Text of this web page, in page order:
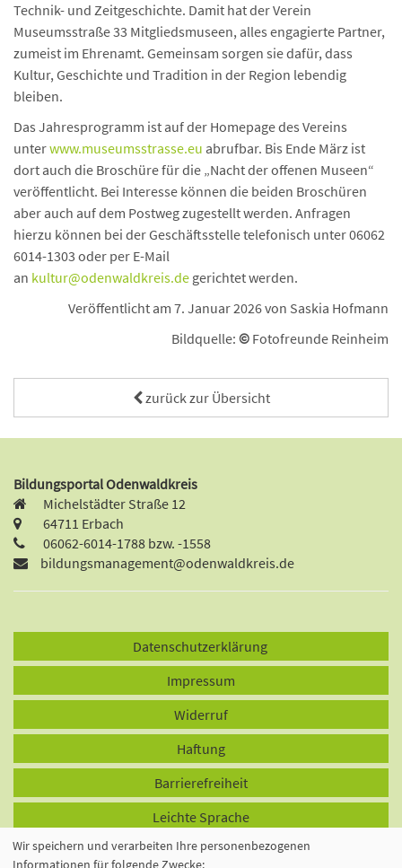
Technik- und Zeitgeschichte. Damit hat der Verein
Museumsstraße 33 Mitgliedsmuseen, alles engagierte Partner,
zumeist im Ehrenamt. Gemeinsam sorgen sie dafür, dass
Kultur, Geschichte und Tradition in der Region lebendig
bleiben.
Das Jahresprogramm ist auf der Homepage des Vereins
unterwww.museumsstrasse.eu abrufbar. Bis Ende März ist
dort auch die Broschüre für die „Nacht der offenen Museen“
veröffentlicht. Bei Interesse können die beiden Broschüren
aber auch auf dem Postweg zugestellt werden. Anfragen
hierzu können bei der Geschäftsstelle telefonisch unter 06062
6014-1303 oder per E-Mail
an kultur@odenwaldkreis.de gerichtet werden.
Veröffentlicht am 7. Januar 2026 von Saskia Hofmann
Bildquelle: © Fotofreunde Reinheim
zurück zur Übersicht
Bildungsportal Odenwaldkreis
Michelstädter Straße 12
64711 Erbach
06062-6014-1788 bzw. -1558
bildungsmanagement@odenwaldkreis.de
Datenschutzerklärung
Impressum
Widerruf
Haftung
Barrierefreiheit
Leichte Sprache
Cookie Einstellungen
Wir speichern und verarbeiten Ihre personenbezogenen
Informationen für folgende Zwecke: